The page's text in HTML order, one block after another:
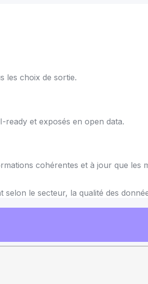
les choix de sortie.
ready et exposés en open data.
cohérentes et à jour que les
le secteur, la qualité des